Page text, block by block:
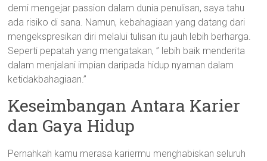
demi mengejar passion dalam dunia penulisan, saya tahu
ada risiko di sana. Namun, kebahagiaan yang datang dari
mengekspresikan diri melalui tulisan itu jauh lebih berharga.
Seperti pepatah yang mengatakan, ” lebih baik menderita
dalam menjalani impian daripada hidup nyaman dalam
ketidakbahagiaan.”
Keseimbangan Antara Karier
dan Gaya Hidup
Pernahkah kamu merasa kariermu menghabiskan seluruh